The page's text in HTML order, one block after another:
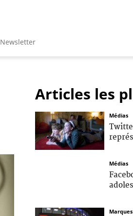
Newsletter
Articles les
Médias
Médias
Marques